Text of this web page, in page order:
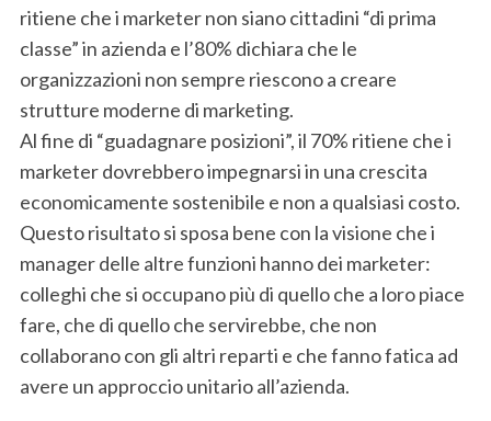
ritiene che i marketer non siano cittadini “di prima
classe” in azienda e l’80% dichiara che le
organizzazioni non sempre riescono a creare
strutture moderne di marketing.
Al fine di “guadagnare posizioni”, il 70% ritiene che i
marketer dovrebbero impegnarsi in una crescita
economicamente sostenibile e non a qualsiasi costo.
Questo risultato si sposa bene con la visione che i
manager delle altre funzioni hanno dei marketer:
colleghi che si occupano più di quello che a loro piace
fare, che di quello che servirebbe, che non
collaborano con gli altri reparti e che fanno fatica ad
avere un approccio unitario all’azienda.